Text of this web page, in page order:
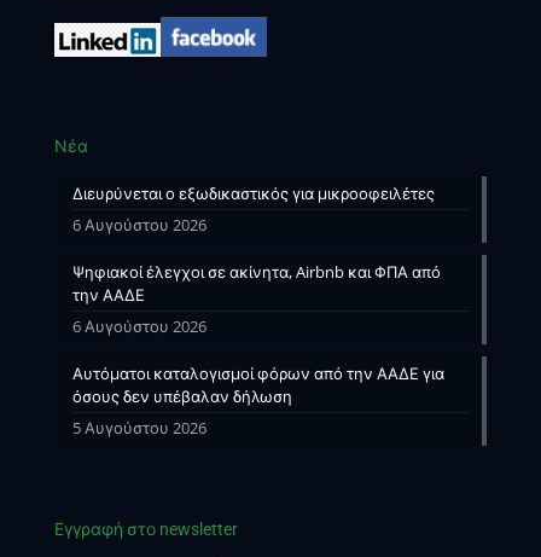
Νέα
Διευρύνεται ο εξωδικαστικός για μικροοφειλέτες
6 Αυγούστου 2026
Ψηφιακοί έλεγχοι σε ακίνητα, Airbnb και ΦΠΑ από
την ΑΑΔΕ
6 Αυγούστου 2026
Αυτόματοι καταλογισμοί φόρων από την ΑΑΔΕ για
όσους δεν υπέβαλαν δήλωση
5 Αυγούστου 2026
Εγγραφή στο newsletter